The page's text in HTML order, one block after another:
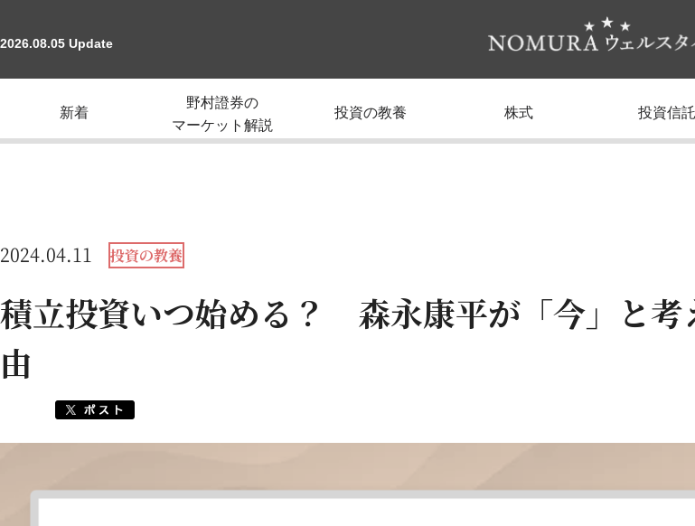
2026.08.05 Update
新着
野村證券の
マーケット解説
投資の教養 株式 投資信託
2024.04.11 投資の教養
積立投資いつ始める？ 森永康平が「今」と考
由